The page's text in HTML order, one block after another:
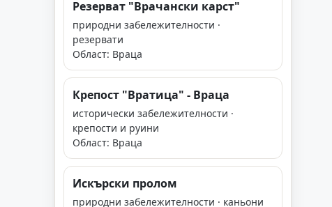
Резерват "Врачански карст"
природни забележителности ·
резервати
Област: Враца
Крепост "Вратица" - Враца
исторически забележителности ·
крепости и руини
Област: Враца
Искърски пролом
природни забележителности · каньони